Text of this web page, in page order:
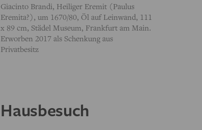
Giacinto Brandi, Heiliger Eremit (Paulus
Eremita?), um 1670/80, Öl auf Leinwand, 111
x 89 cm, Städel Museum, Frankfurt am Main.
Erworben 2017 als Schenkung aus
Privatbesitz
Hausbesuch